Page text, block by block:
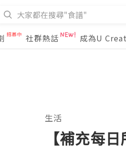
社群熱話 成為U
生活
【補充每